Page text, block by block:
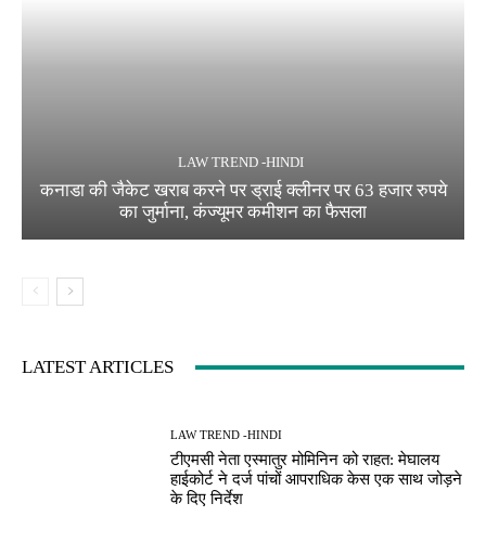
LAW TREND -HINDI
कनाडा की जैकेट खराब करने पर ड्राई क्लीनर पर 63 हजार रुपये
का जुर्माना, कंज्यूमर कमीशन का फैसला
LATEST ARTICLES
LAW TREND -HINDI
टीएमसी नेता एस्मातुर मोमिनिन को राहत: मेघालय
हाईकोर्ट ने दर्ज पांचों आपराधिक केस एक साथ जोड़ने
के दिए निर्देश